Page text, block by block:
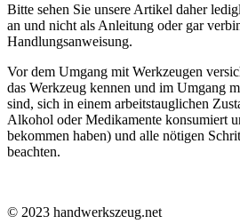
Bitte sehen Sie unsere Artikel daher
an und nicht als Anleitung oder gar
Handlungsanweisung.
Vor dem Umgang mit Werkzeugen
das Werkzeug kennen und im Umgang
sind, sich in einem arbeitstauglichen
Alkohol oder Medikamente konsumiert
bekommen haben) und alle nötigen
beachten.
© 2023 handwerkszeug.net